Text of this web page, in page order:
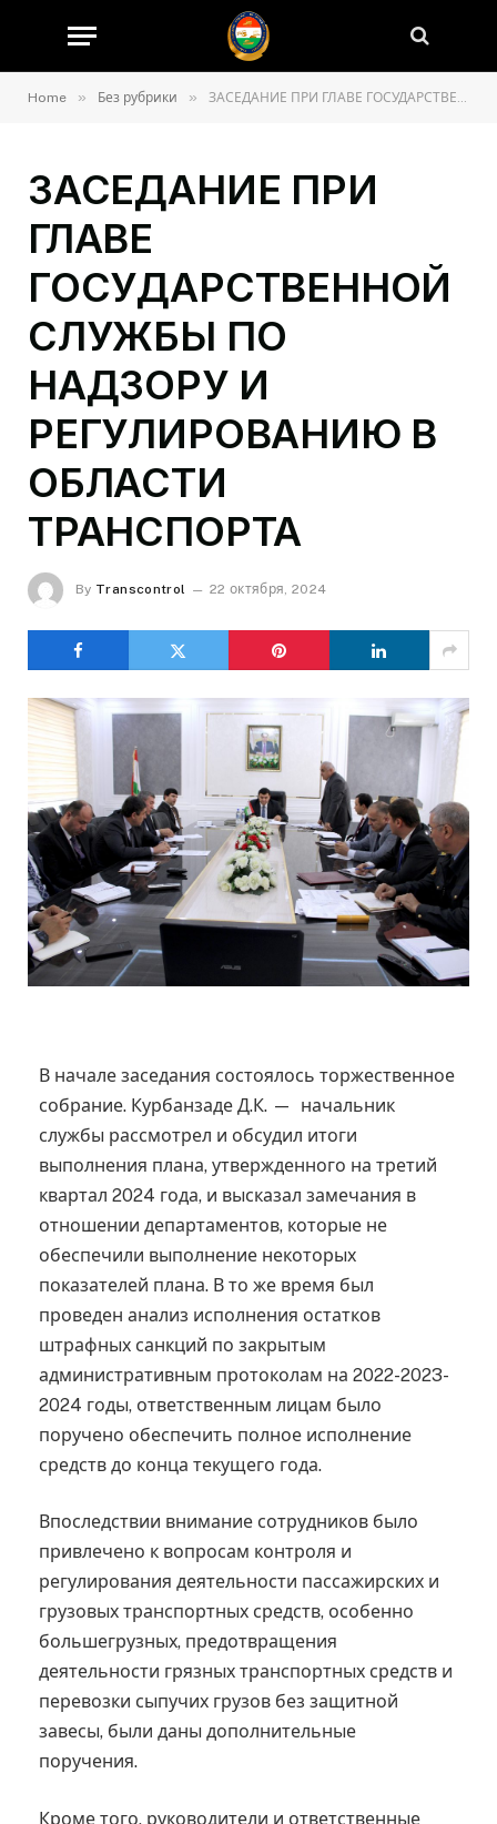
Home » Без рубрики » ЗАСЕДАНИЕ ПРИ ГЛАВЕ ГОСУДАРСТВЕННОЙ СЛУЖБЫ ПО НАДЗОРУ И РЕГУЛИРОВАНИЮ В ОБЛАСТИ ТРАНСПОРТА
ЗАСЕДАНИЕ ПРИ
ГЛАВЕ
ГОСУДАРСТВЕННОЙ
СЛУЖБЫ ПО
НАДЗОРУ И
РЕГУЛИРОВАНИЮ В
ОБЛАСТИ
ТРАНСПОРТА
By Transcontrol 22 октября, 2024
В начале заседания состоялось торжественное
собрание. Курбанзаде Д.К. — начальник
службы рассмотрел и обсудил итоги
выполнения плана, утвержденного на третий
квартал 2024 года, и высказал замечания в
отношении департаментов, которые не
обеспечили выполнение некоторых
показателей плана. В то же время был
проведен анализ исполнения остатков
штрафных санкций по закрытым
административным протоколам на 2022-2023-
2024 годы, ответственным лицам было
поручено обеспечить полное исполнение
средств до конца текущего года.
Впоследствии внимание сотрудников было
привлечено к вопросам контроля и
регулирования деятельности пассажирских и
грузовых транспортных средств, особенно
большегрузных, предотвращения
деятельности грязных транспортных средств и
перевозки сыпучих грузов без защитной
завесы, были даны дополнительные
поручения.
Кроме того, руководители и ответственные